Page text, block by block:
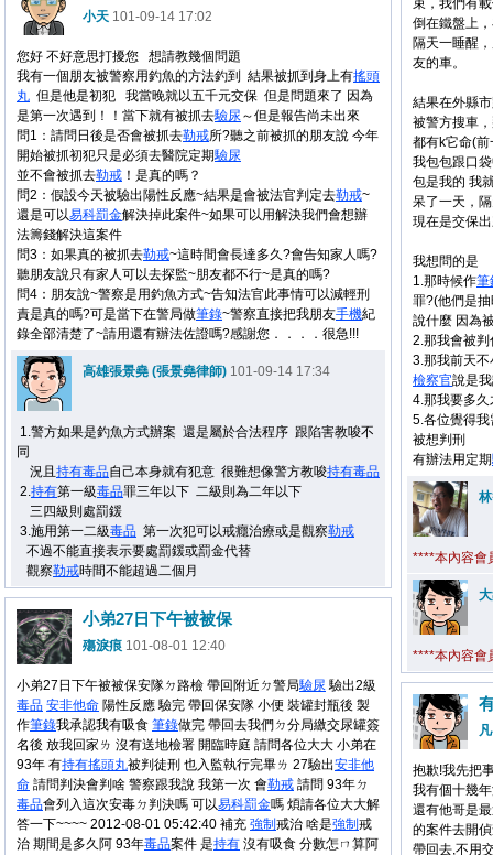
束，我們有
倒在鐵盤上
隔天一睡醒
友的車。
結果在外縣
被警方搜車
都有k它命(
我包包跟口
包是我的 我
呆了一天，
現在是交保
我想問的是
1.那時候作筆
罪?(他們是
說什麼 因為
2.那我會被
3.那我前天
檢察官說是
4.那我要多
5.各位覺得我
被想判刑
有辦法用定期
****本內容會
****本內容會
小天 101-09-14 17:02
您好 不好意思打擾您 想請教幾個問題
我有一個朋友被警察用釣魚的方法釣到 結果被抓到身上有搖頭
丸 但是他是初犯 我當晚就以五千元交保 但是問題來了 因為
是第一次遇到！！當下就有被抓去驗尿～但是報告尚未出來
問1：請問日後是否會被抓去勒戒所?聽之前被抓的朋友說 今年
開始被抓初犯只是必須去醫院定期驗尿
並不會被抓去勒戒 ！是真的嗎？
問2：假設今天被驗出陽性反應~結果是會被法官判定去勒戒~
還是可以易科罰金解決掉此案件~如果可以用解決我們會想辦
法籌錢解決這案件
問3：如果真的被抓去勒戒~這時間會長達多久?會告知家人嗎?
聽朋友說只有家人可以去探監~朋友都不行~是真的嗎?
問4：朋友說~警察是用釣魚方式~告知法官此事情可以減輕刑
責是真的嗎?可是當下在警局做筆錄~警察直接把我朋友手機紀
錄全部清楚了~請用還有辦法佐證嗎?感謝您．．．．很急!!!
高雄張景堯 (張景堯律師) 101-09-14 17:34
1.警方如果是釣魚方式辦案 還是屬於合法程序 跟陷害教唆不
同
況且 持有毒品自己本身就有犯意 很難想像警方教唆持有毒品
2.持有第一級毒品罪三年以下 二級則為二年以下
三四級則處罰鍰
3.施用第一二級毒品 第一次犯可以戒癮治療或是觀察勒戒
不過不能直接表示要處罰鍰或罰金代替
觀察勒戒時間不能超過二個月
小弟27日下午被被保
殤淚痕 101-08-01 12:40
小弟27日下午被被保安隊ㄉ路檢 帶回附近ㄉ警局驗尿驗出2級
毒品 安非他命 陽性反應 驗完 帶回保安隊 小便 裝罐封瓶後 製
作筆錄我承認我有吸食 筆錄做完 帶回去我們ㄉ分局繳交尿罐簽
名後 放我回家ㄌ 沒有送地檢署 開臨時庭 請問各位大大 小弟在
93年 有持有搖頭丸被判徒刑 也入監執行完畢ㄌ 27驗出安非他
命 請問判決會判啥 警察跟我說 我第一次 會勒戒 請問 93年ㄉ
毒品會列入這次安毒ㄉ判決嗎 可以易科罰金嗎 煩請各位大大解
答一下~~~~ 2012-08-01 05:42:40 補充 強制 戒治 啥是強制 戒
治 期間是多久阿 93年毒品案件 是持有 沒有吸食 分數怎ㄇ算阿
抱歉!我先把
我有個十幾
還有他哥是
的案件去開
帶回去,不用